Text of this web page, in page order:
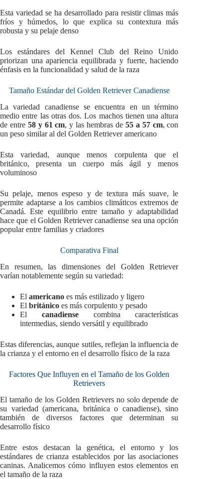
Esta variedad se ha desarrollado para resistir climas más
fríos y húmedos, lo que explica su contextura más
robusta y su pelaje denso
Los estándares del Kennel Club del Reino Unido
priorizan una apariencia equilibrada y fuerte, haciendo
énfasis en la funcionalidad y salud de la raza
Tamaño Estándar del Golden Retriever Canadiense
La variedad canadiense se encuentra en un término
medio entre las otras dos. Los machos tienen una altura
de entre 58 y 61 cm, y las hembras de 55 a 57 cm, con
un peso similar al del Golden Retriever americano
Esta variedad, aunque menos corpulenta que el
británico, presenta un cuerpo más ágil y menos
voluminoso
Su pelaje, menos espeso y de textura más suave, le
permite adaptarse a los cambios climáticos extremos de
Canadá. Este equilibrio entre tamaño y adaptabilidad
hace que el Golden Retriever canadiense sea una opción
popular entre familias y criadores
Comparativa Final
En resumen, las dimensiones del Golden Retriever
varían notablemente según su variedad:
El americano es más estilizado y ligero
El británico es más corpulento y pesado
El canadiensecombina características
intermedias, siendo versátil y equilibrado
Estas diferencias, aunque sutiles, reflejan la influencia de
la crianza y el entorno en el desarrollo físico de la raza
Factores Que Influyen en el Tamaño de los Golden
Retrievers
El tamaño de los Golden Retrievers no solo depende de
su variedad (americana, británica o canadiense), sino
también de diversos factores que determinan su
desarrollo físico
Entre estos destacan la genética, el entorno y los
estándares de crianza establecidos por las asociaciones
caninas. Analicemos cómo influyen estos elementos en
el tamaño de la raza